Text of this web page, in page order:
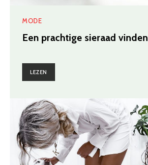
MODE
Een prachtige sieraad vinden
LEZEN